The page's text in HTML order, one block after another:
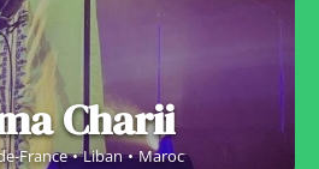
Charii
France Liban Maroc